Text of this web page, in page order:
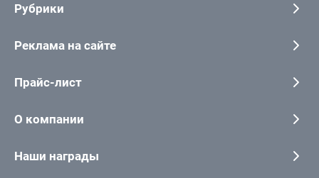
Рубрики
Реклама на сайте
Прайс-лист
О компании
Наши награды